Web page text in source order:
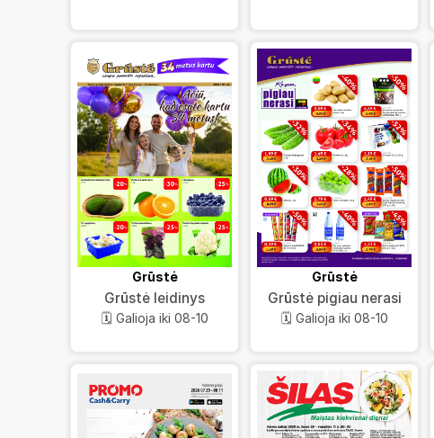
Grūstė
Grūstė leidinys
🗓️ Galioja iki 08-10
Grūstė
Grūstė pigiau nerasi
🗓️ Galioja iki 08-10